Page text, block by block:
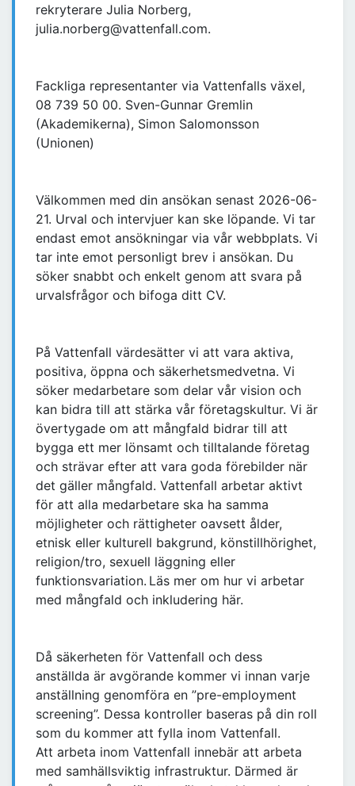
rekryterare Julia Norberg,
julia.norberg@vattenfall.com.
Fackliga representanter via Vattenfalls växel,
08 739 50 00. Sven-Gunnar Gremlin
(Akademikerna), Simon Salomonsson
(Unionen)
Välkommen med din ansökan senast 2026-06-
21. Urval och intervjuer kan ske löpande. Vi tar
endast emot ansökningar via vår webbplats. Vi
tar inte emot personligt brev i ansökan. Du
söker snabbt och enkelt genom att svara på
urvalsfrågor och bifoga ditt CV.
På Vattenfall värdesätter vi att vara aktiva,
positiva, öppna och säkerhetsmedvetna. Vi
söker medarbetare som delar vår vision och
kan bidra till att stärka vår företagskultur. Vi är
övertygade om att mångfald bidrar till att
bygga ett mer lönsamt och tilltalande företag
och strävar efter att vara goda förebilder när
det gäller mångfald. Vattenfall arbetar aktivt
för att alla medarbetare ska ha samma
möjligheter och rättigheter oavsett ålder,
etnisk eller kulturell bakgrund, könstillhörighet,
religion/tro, sexuell läggning eller
funktionsvariation. Läs mer om hur vi arbetar
med mångfald och inkludering här.
Då säkerheten för Vattenfall och dess
anställda är avgörande kommer vi innan varje
anställning genomföra en ”pre-employment
screening”. Dessa kontroller baseras på din roll
som du kommer att fylla inom Vattenfall.
Att arbeta inom Vattenfall innebär att arbeta
med samhällsviktig infrastruktur. Därmed är